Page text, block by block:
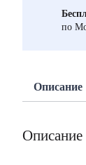
по
Описание